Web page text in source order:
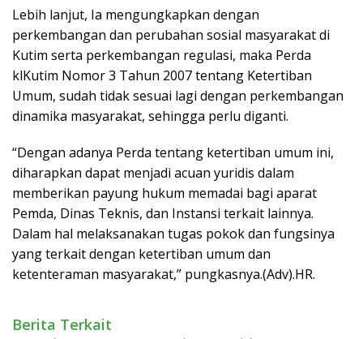
Lebih lanjut, Ia mengungkapkan dengan
perkembangan dan perubahan sosial masyarakat di
Kutim serta perkembangan regulasi, maka Perda
klKutim Nomor 3 Tahun 2007 tentang Ketertiban
Umum, sudah tidak sesuai lagi dengan perkembangan
dinamika masyarakat, sehingga perlu diganti.
“Dengan adanya Perda tentang ketertiban umum ini,
diharapkan dapat menjadi acuan yuridis dalam
memberikan payung hukum memadai bagi aparat
Pemda, Dinas Teknis, dan Instansi terkait lainnya.
Dalam hal melaksanakan tugas pokok dan fungsinya
yang terkait dengan ketertiban umum dan
ketenteraman masyarakat,” pungkasnya.(Adv).HR.
Berita Terkait